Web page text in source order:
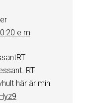
e m
RT
här är min